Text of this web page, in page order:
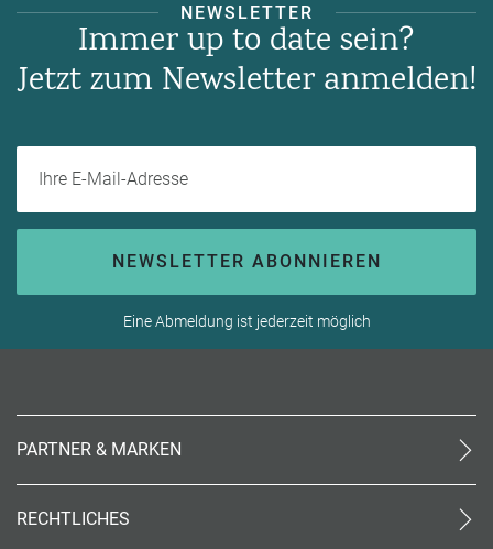
NEWSLETTER
Immer up to date sein?
Jetzt zum Newsletter anmelden!
NEWSLETTER ABONNIEREN
Eine Abmeldung ist jederzeit möglich
PARTNER & MARKEN
meinreisespezialist
RECHTLICHES